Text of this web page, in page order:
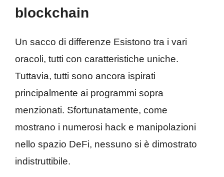
blockchain
Un sacco di differenze Esistono tra i vari
oracoli, tutti con caratteristiche uniche.
Tuttavia, tutti sono ancora ispirati
principalmente ai programmi sopra
menzionati. Sfortunatamente, come
mostrano i numerosi hack e manipolazioni
nello spazio DeFi, nessuno si è dimostrato
indistruttibile.